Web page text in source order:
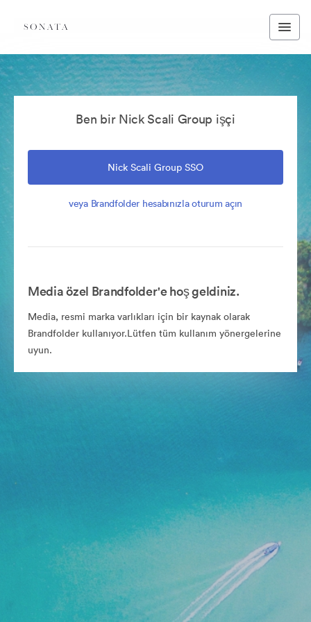
Ben bir Nick Scali Group işçi
Nick Scali Group SSO
veya Brandfolder hesabınızla oturum açın
Media özel Brandfolder'e hoş geldiniz.
Media, resmi marka varlıkları için bir kaynak olarak
Brandfolder kullanıyor.Lütfen tüm kullanım yönergelerine
uyun.